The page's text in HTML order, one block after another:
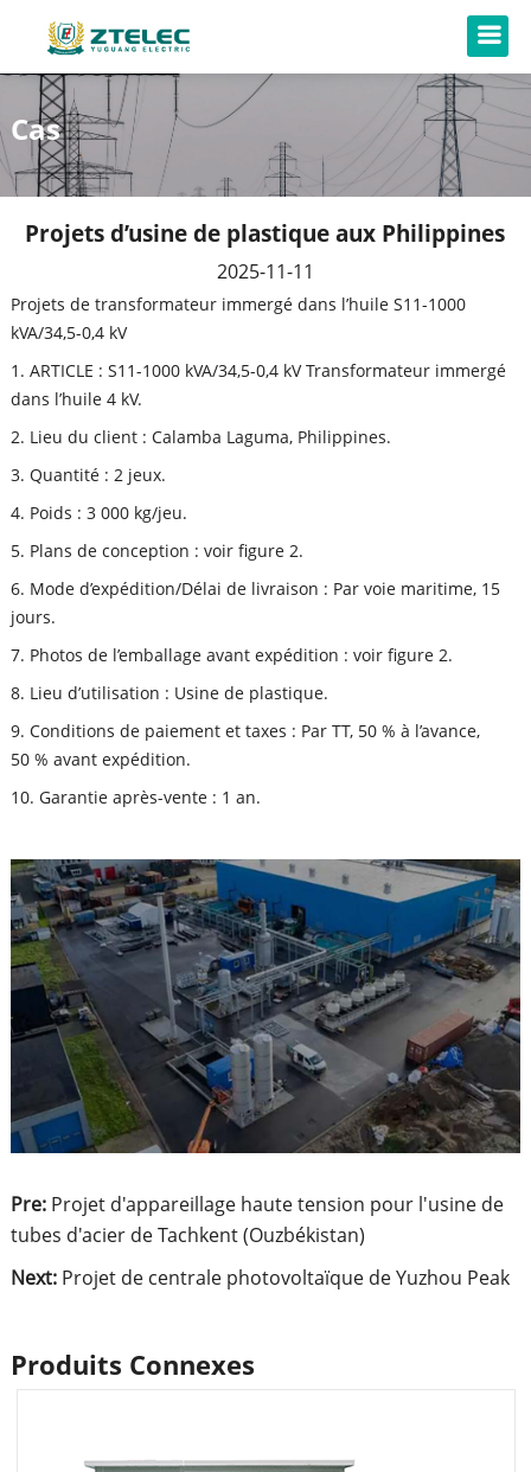
Cas
Projets d’usine de plastique aux Philippines
2025-11-11
Projets de transformateur immergé dans l’huile S11-1000
kVA/34,5-0,4 kV
1. ARTICLE : S11-1000 kVA/34,5-0,4 kV Transformateur immergé
dans l’huile 4 kV.
2. Lieu du client : Calamba Laguma, Philippines.
3. Quantité : 2 jeux.
4. Poids : 3 000 kg/jeu.
5. Plans de conception : voir figure 2.
6. Mode d’expédition/Délai de livraison : Par voie maritime, 15
jours.
7. Photos de l’emballage avant expédition : voir figure 2.
8. Lieu d’utilisation : Usine de plastique.
9. Conditions de paiement et taxes : Par TT, 50 % à l’avance,
50 % avant expédition.
10. Garantie après-vente : 1 an.
Pre: Projet d'appareillage haute tension pour l'usine de
tubes d'acier de Tachkent (Ouzbékistan)
Next: Projet de centrale photovoltaïque de Yuzhou Peak
Produits Connexes